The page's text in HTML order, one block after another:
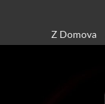
content
Z Domova